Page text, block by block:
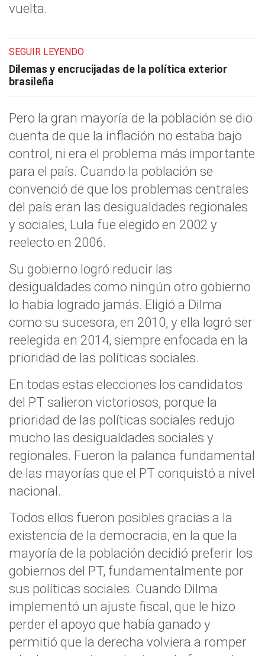
vuelta.
SEGUIR LEYENDO
Dilemas y encrucijadas de la política exterior
brasileña
Pero la gran mayoría de la población se dio
cuenta de que la inflación no estaba bajo
control, ni era el problema más importante
para el país. Cuando la población se
convenció de que los problemas centrales
del país eran las desigualdades regionales
y sociales, Lula fue elegido en 2002 y
reelecto en 2006.
Su gobierno logró reducir las
desigualdades como ningún otro gobierno
lo había logrado jamás. Eligió a Dilma
como su sucesora, en 2010, y ella logró ser
reelegida en 2014, siempre enfocada en la
prioridad de las políticas sociales.
En todas estas elecciones los candidatos
del PT salieron victoriosos, porque la
prioridad de las políticas sociales redujo
mucho las desigualdades sociales y
regionales. Fueron la palanca fundamental
de las mayorías que el PT conquistó a nivel
nacional.
Todos ellos fueron posibles gracias a la
existencia de la democracia, en la que la
mayoría de la población decidió preferir los
gobiernos del PT, fundamentalmente por
sus políticas sociales. Cuando Dilma
implementó un ajuste fiscal, que le hizo
perder el apoyo que había ganado y
permitió que la derecha volviera a romper